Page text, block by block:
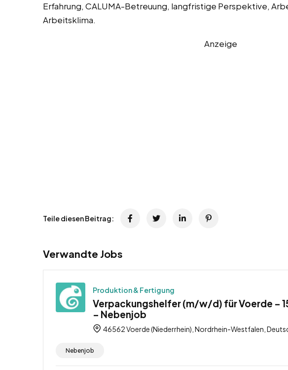
Erfahrung, CALUMA-Betreuung, langfristige Perspektive,
Arbeitsklima.
Anzeige
Teile diesen Beitrag:
Verwandte Jobs
Produktion & Fertigung
Verpackungshelfer (m/w/d) für Voerde –
– Nebenjob
46562 Voerde (Niederrhein), Nordrhein-Westfalen,
Nebenjob